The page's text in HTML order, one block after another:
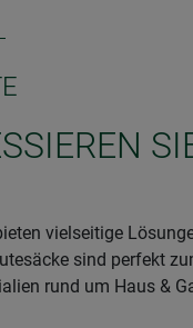
vielseitige
sind perfekt
rund um Haus &